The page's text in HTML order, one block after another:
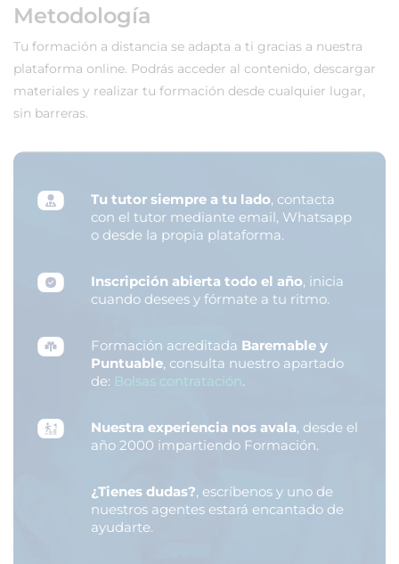
Metodología
Tu formación a distancia se adapta a ti gracias a nuestra
plataforma online. Podrás acceder al contenido, descargar
materiales y realizar tu formación desde cualquier lugar,
sin barreras.
Tu tutor siempre a tu lado, contacta
con el tutor mediante email, Whatsapp
o desde la propia plataforma.
Inscripción abierta todo el año, inicia
cuando desees y fórmate a tu ritmo.
Formación acreditada Baremable y
Puntuable, consulta nuestro apartado
de: Bolsas contratación.
Nuestra experiencia nos avala, desde el
año 2000 impartiendo Formación.
¿Tienes dudas?, escríbenos y uno de
nuestros agentes estará encantado de
ayudarte.